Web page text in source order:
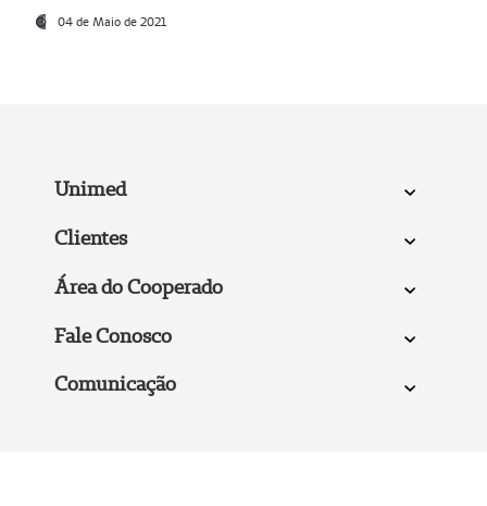
04 de Maio de 2021
Unimed
Clientes
Área do Cooperado
Fale Conosco
Comunicação